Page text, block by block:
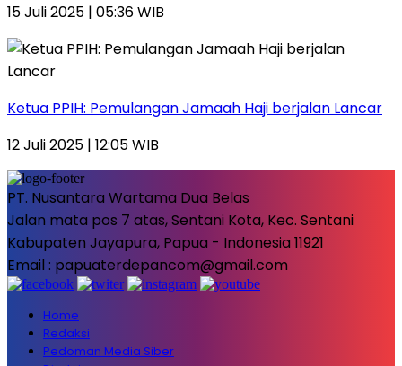
15 Juli 2025 | 05:36 WIB
Ketua PPIH: Pemulangan Jamaah Haji berjalan Lancar
12 Juli 2025 | 12:05 WIB
PT. Nusantara Wartama Dua Belas
Jalan mata pos 7 atas, Sentani Kota, Kec. Sentani
Kabupaten Jayapura, Papua - Indonesia 11921
Email : papuaterdepancom@gmail.com
Home
Redaksi
Pedoman Media Siber